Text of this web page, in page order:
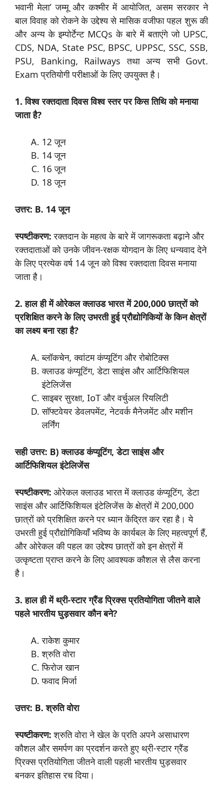
भवानी मेला’ जम्मू और कश्मीर में आयोजित, असम सरकार ने
बाल विवाह को रोकने के उद्देश्य से मासिक वजीफा पहल शुरू की
और अन्य के इम्पोर्टेन्ट MCQs के बारे में बताएंगे जो UPSC,
CDS, NDA, State PSC, BPSC, UPPSC, SSC, SSB,
PSU, Banking, Railways तथा अन्य सभी Govt.
Exam प्रतियोगी परीक्षाओं के लिए उपयुक्त है।
1. विश्व रक्तदाता दिवस विश्व स्तर पर किस तिथि को मनाया
जाता है?
12 जून
14 जून
16 जून
18 जून
उत्तर: B. 14 जून
स्पष्टीकरण: रक्तदान के महत्व के बारे में जागरूकता बढ़ाने और
रक्तदाताओं को उनके जीवन-रक्षक योगदान के लिए धन्यवाद देने
के लिए प्रत्येक वर्ष 14 जून को विश्व रक्तदाता दिवस मनाया
जाता है।
2. हाल ही में ओरेकल क्लाउड भारत में 200,000 छात्रों को
प्रशिक्षित करने के लिए उभरती हुई प्रौद्योगिकियों के किन क्षेत्रों
का लक्ष्य बना रहा है?
ब्लॉकचेन, क्वांटम कंप्यूटिंग और रोबोटिक्स
क्लाउड कंप्यूटिंग, डेटा साइंस और आर्टिफिशियल
इंटेलिजेंस
साइबर सुरक्षा, IoT और वर्चुअल रियलिटी
सॉफ्टवेयर डेवलपमेंट, नेटवर्क मैनेजमेंट और मशीन
लर्निंग
सही उत्तर: B) क्लाउड कंप्यूटिंग, डेटा साइंस और
आर्टिफिशियल इंटेलिजेंस
स्पष्टीकरण: ओरेकल क्लाउड भारत में क्लाउड कंप्यूटिंग, डेटा
साइंस और आर्टिफिशियल इंटेलिजेंस के क्षेत्रों में 200,000
छात्रों को प्रशिक्षित करने पर ध्यान केंद्रित कर रहा है। ये
उभरती हुई प्रौद्योगिकियाँ भविष्य के कार्यबल के लिए महत्वपूर्ण हैं,
और ओरेकल की पहल का उद्देश्य छात्रों को इन क्षेत्रों में
उत्कृष्टता प्राप्त करने के लिए आवश्यक कौशल से लैस करना
है।
3. हाल ही में थ्री-स्टार ग्रैंड प्रिक्स प्रतियोगिता जीतने वाले
पहले भारतीय घुड़सवार कौन बने?
राकेश कुमार
श्रुति वोरा
फिरोज खान
फवाद मिर्जा
उत्तर: B. श्रुति वोरा
स्पष्टीकरण: श्रुति वोरा ने खेल के प्रति अपने असाधारण
कौशल और समर्पण का प्रदर्शन करते हुए थ्री-स्टार ग्रैंड
प्रिक्स प्रतियोगिता जीतने वाली पहली भारतीय घुड़सवार
बनकर इतिहास रच दिया।